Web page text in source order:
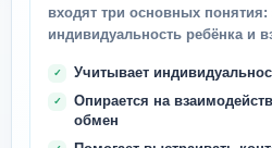
входят три основных
индивидуальность ребёнка и
Учитывает
Опирается на
обмен